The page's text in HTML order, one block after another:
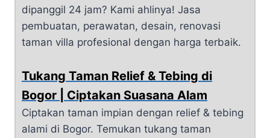
dipanggil 24 jam? Kami ahlinya! Jasa
pembuatan, perawatan, desain, renovasi
taman villa profesional dengan harga terbaik.
Tukang Taman Relief & Tebing di
Bogor | Ciptakan Suasana Alam
Ciptakan taman impian dengan relief & tebing
alami di Bogor. Temukan tukang taman